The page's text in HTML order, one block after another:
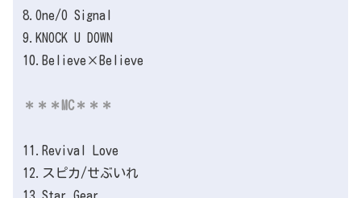
8.One/O Signal
9.KNOCK U DOWN
10.Believe×Believe
＊＊＊MC＊＊＊
11.‪Revival Love‬
12.スピカ/せぶいれ
13.Star Gear